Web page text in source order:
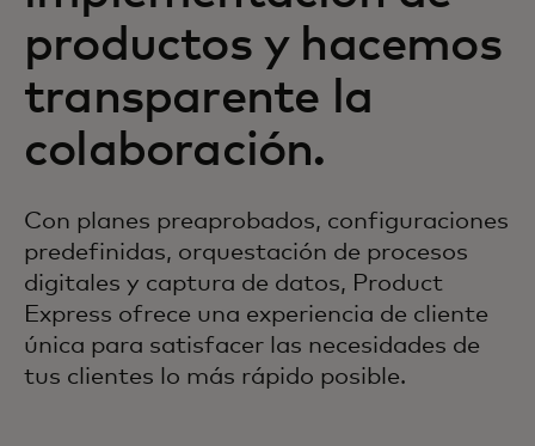
productos y hacemos
transparente la
colaboración.
Con planes preaprobados, configuraciones
predefinidas, orquestación de procesos
digitales y captura de datos, Product
Express ofrece una experiencia de cliente
única para satisfacer las necesidades de
tus clientes lo más rápido posible.